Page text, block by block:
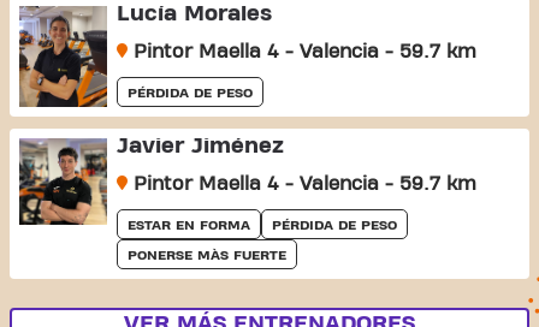
Lucía Morales
Pintor Maella 4 - Valencia - 59.7 km
PÉRDIDA DE PESO
Javier Jiménez
Pintor Maella 4 - Valencia - 59.7 km
ESTAR EN FORMA PÉRDIDA DE PESO
PONERSE MÀS FUERTE